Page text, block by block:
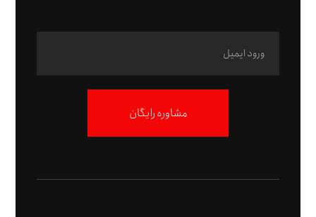
مشاوره رایگان